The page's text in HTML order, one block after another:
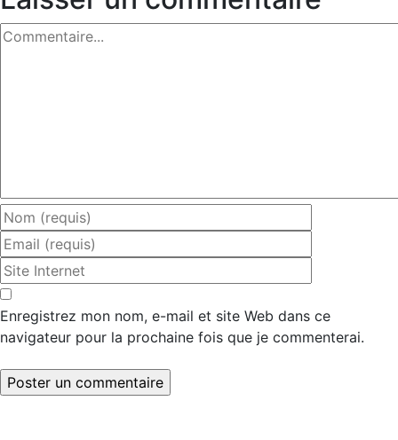
Commentaire
Enregistrez mon nom, e-mail et site Web dans ce
navigateur pour la prochaine fois que je commenterai.